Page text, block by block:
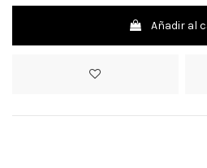
Añadir al